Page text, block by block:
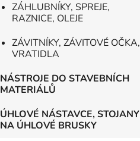
ZÁHLUBNÍKY, SPREJE,
RAZNICE, OLEJE
ZÁVITNÍKY, ZÁVITOVÉ OČKA,
VRATIDLA
NÁSTROJE DO STAVEBNÍCH
MATERIÁLŮ
ÚHLOVÉ NÁSTAVCE, STOJANY
NA ÚHLOVÉ BRUSKY